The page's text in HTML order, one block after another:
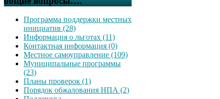
Программа поддержки местных
инициатив (28)
Информация о льготах (11)
Контактная информация (0)
Местное самоуправление (109)
Муниципальные программы
(23)
Планы проверок (1)
Порядок обжалования НПА (2)